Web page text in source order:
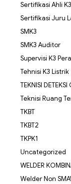
Sertifikasi Ahli
Sertifikasi Juru
SMK3
SMK3 Auditor
Supervisi K3
Tehnisi K3 Listrik
TEKNISI DETEKSI
Teknisi Ruang
TKBT
TKBT2
TKPK1
Uncategorized
WELDER
Welder Non